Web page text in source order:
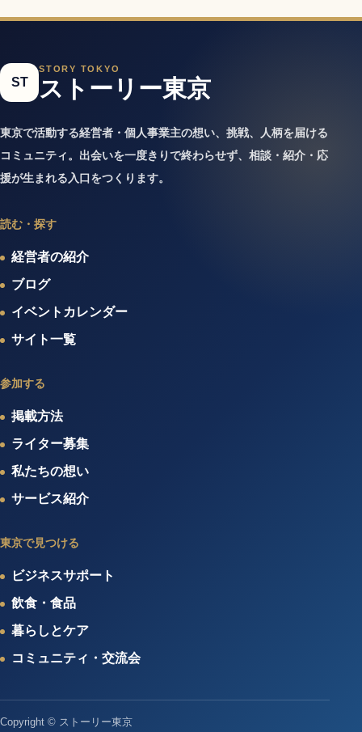
ST
STORY TOKYO
ストーリー東京
東京で活動する経営者・個人事業主の想い、挑戦、人柄を届ける
コミュニティ。出会いを一度きりで終わらせず、相談・紹介・応
援が生まれる入口をつくります。
読む・探す
経営者の紹介
ブログ
イベントカレンダー
サイト一覧
参加する
掲載方法
ライター募集
私たちの想い
サービス紹介
東京で見つける
ビジネスサポート
飲食・食品
暮らしとケア
コミュニティ・交流会
Copyright © ストーリー東京